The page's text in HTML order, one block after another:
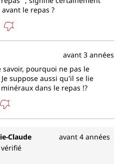
le repas ?
avant 3 années
savoir, pourquoi ne pas le
suppose aussi qu'il se lie
dans le repas !?
Claude avant 4 années
5 étoiles